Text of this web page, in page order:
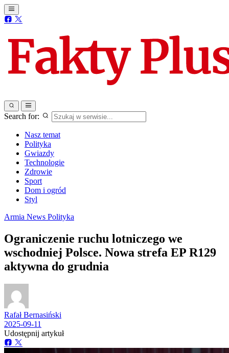
Search for:
Nasz temat
Polityka
Gwiazdy
Technologie
Zdrowie
Sport
Dom i ogród
Styl
Armia News Polityka
Ograniczenie ruchu lotniczego we
wschodniej Polsce. Nowa strefa EP R129
aktywna do grudnia
Rafał Bernasiński
2025-09-11
Udostępnij artykuł